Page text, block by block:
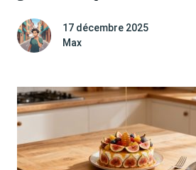
17 décembre 2025
Max